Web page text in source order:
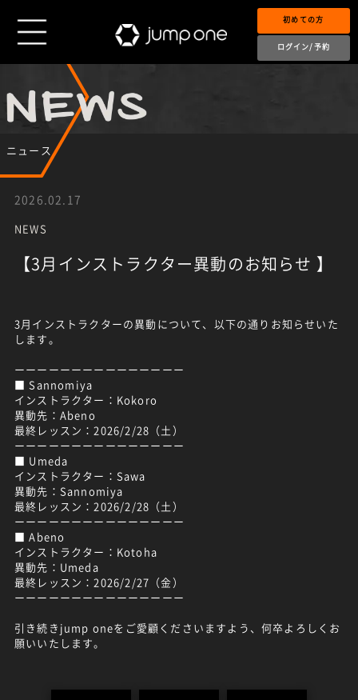
初めての方
ログイン/予約
ニュース
2026.02.17
NEWS
【3月インストラクター異動のお知らせ 】
3月インストラクターの異動について、以下の通りお知らせいた
します。
ーーーーーーーーーーーーーーー
■ Sannomiya
インストラクター：Kokoro
異動先：Abeno
最終レッスン：2026/2/28（土）
ーーーーーーーーーーーーーーー
■ Umeda
インストラクター：Sawa
異動先：Sannomiya
最終レッスン：2026/2/28（土）
ーーーーーーーーーーーーーーー
■ Abeno
インストラクター：Kotoha
異動先：Umeda
最終レッスン：2026/2/27（金）
ーーーーーーーーーーーーーーー
引き続きjump oneをご愛顧くださいますよう、何卒よろしくお
願いいたします。